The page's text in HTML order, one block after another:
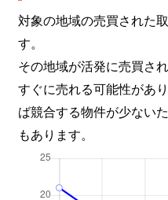
対象の地域の売買された
す。
その地域が活発に売買さ
すぐに売れる可能性があ
ば競合する物件が少ない
もあります。